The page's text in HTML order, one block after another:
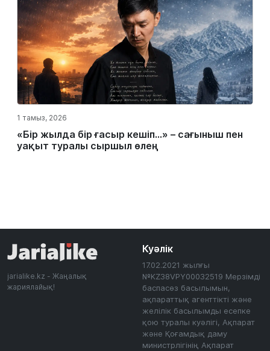
1 тамыз, 2026
«Бір жылда бір ғасыр кешіп…» – сағыныш пен
уақыт туралы сыршыл өлең
jarialike.kz - Жаңалық
жариялайық!
Куәлік
17.02.2021 жылғы
№KZ38VPY00032519 Мерзімді
баспасөз басылымын,
ақпараттық агенттікті және
желілік басылымды есепке
қою туралы куәлігі, Ақпарат
және Қоғамдық даму
министрлігінің Ақпарат